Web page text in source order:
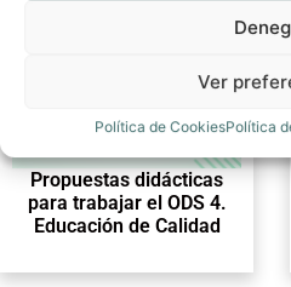
Ver
Política de CookiesPolítica
Propuestas didácticas
para trabajar el ODS 4.
Educación de Calidad